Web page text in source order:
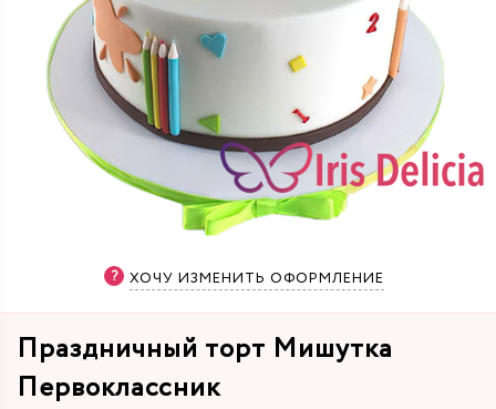
ХОЧУ ИЗМЕНИТЬ ОФОРМЛЕНИЕ
Праздничный торт Мишутка
Первоклассник